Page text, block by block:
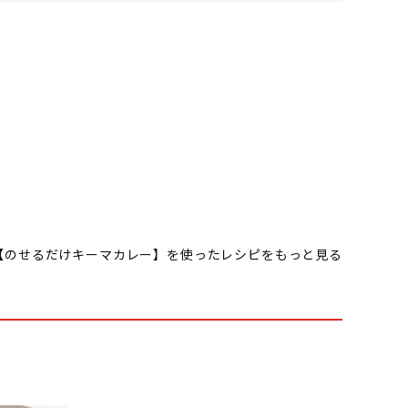
のせるだけキーマカレー】を使ったレシピをもっと見る